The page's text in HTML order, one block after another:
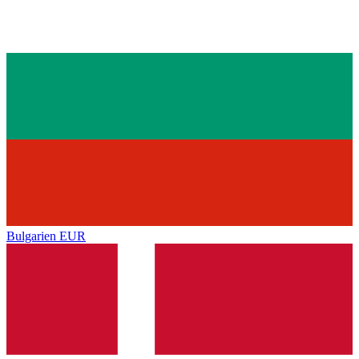
Bulgarien EUR